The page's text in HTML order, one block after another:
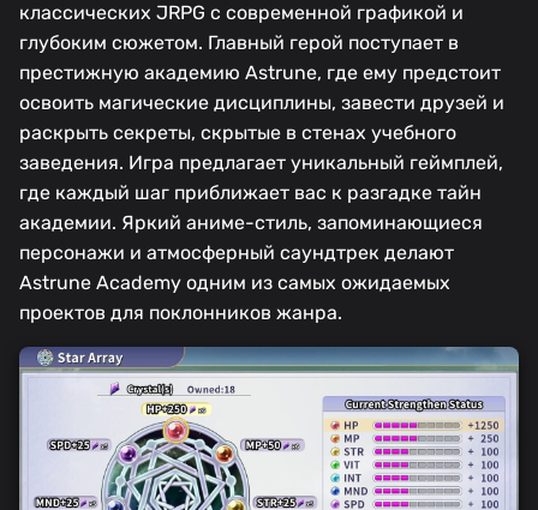
классических JRPG с современной графикой и
глубоким сюжетом. Главный герой поступает в
престижную академию Astrune, где ему предстоит
освоить магические дисциплины, завести друзей и
раскрыть секреты, скрытые в стенах учебного
заведения. Игра предлагает уникальный геймплей,
где каждый шаг приближает вас к разгадке тайн
академии. Яркий аниме-стиль, запоминающиеся
персонажи и атмосферный саундтрек делают
Astrune Academy одним из самых ожидаемых
проектов для поклонников жанра.